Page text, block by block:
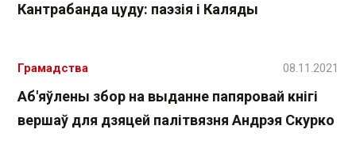
Кантрабанда цуду: паэзія і Каляды
Аб'яўлены збор на выданне папяровай кнігі
вершаў для дзяцей палітвязня Андрэя Скурко
Грамадства 08.11.2021